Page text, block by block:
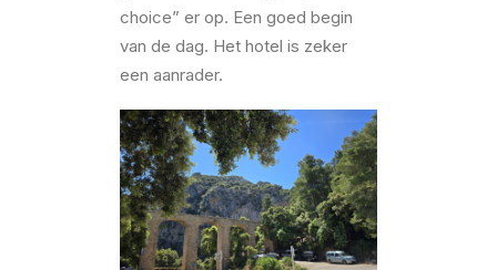
choice” er op. Een goed begin
van de dag. Het hotel is zeker
een aanrader.